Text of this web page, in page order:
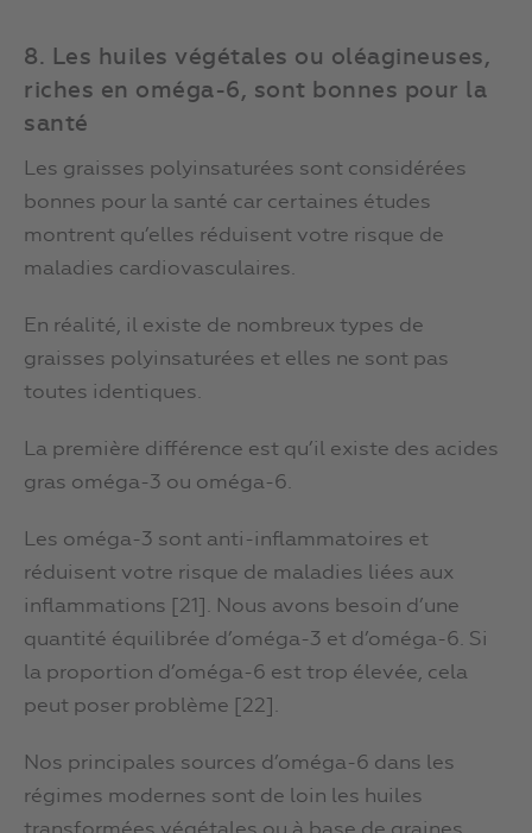
8. Les huiles végétales ou oléagineuses,
riches en oméga-6, sont bonnes pour la
santé
Les graisses polyinsaturées sont considérées
bonnes pour la santé car certaines études
montrent qu’elles réduisent votre risque de
maladies cardiovasculaires.
En réalité, il existe de nombreux types de
graisses polyinsaturées et elles ne sont pas
toutes identiques.
La première différence est qu’il existe des acides
gras oméga-3 ou oméga-6.
Les oméga-3 sont anti-inflammatoires et
réduisent votre risque de maladies liées aux
inflammations [21]. Nous avons besoin d’une
quantité équilibrée d’oméga-3 et d’oméga-6. Si
la proportion d’oméga-6 est trop élevée, cela
peut poser problème [22].
Nos principales sources d’oméga-6 dans les
régimes modernes sont de loin les huiles